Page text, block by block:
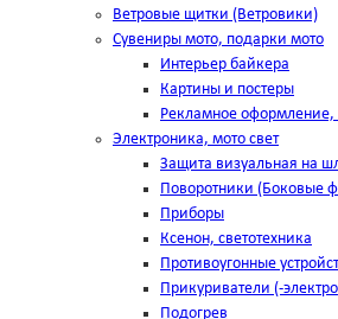
Ветровые щитки (Ветровики)
Сувениры мото, подарки мото
Интерьер байкера
Картины и постеры
Рекламное
Электроника, мото свет
Защита визуальная на
Поворотники (Боковые
Приборы
Ксенон, светотехника
Противоугонные
Прикуриватели (-
Подогрев